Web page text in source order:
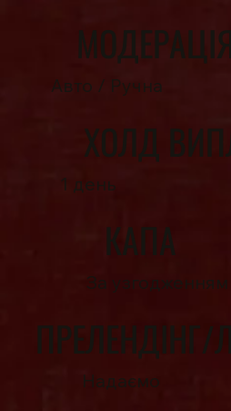
Авто / Ручна
ХОЛД
1 день
КАПА
За узгодженням
ПРЕЛЕНДІНГ/
Надаємо